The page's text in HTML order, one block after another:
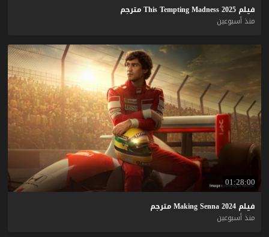
فيلم This Tempting Madness 2025
مترجم
منذ أسبوعين
01:28:00
فيلم Making Senna 2024
مترجم
منذ أسبوعين